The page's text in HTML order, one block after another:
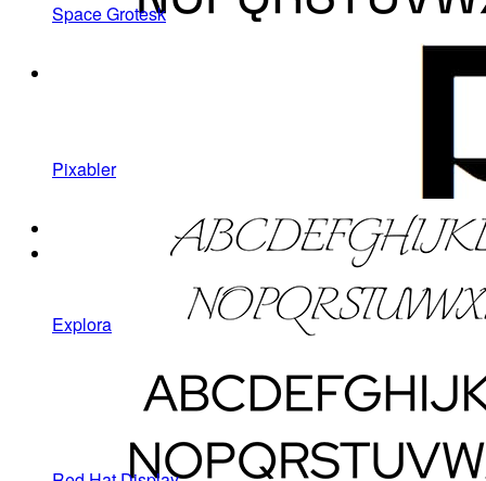
Space Grotesk
Pixabler
Explora